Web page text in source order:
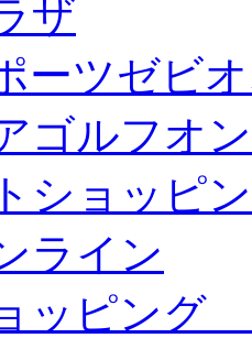
ザ
ーツゼビ
ゴルフオ
ショッピ
ライン
ッピング